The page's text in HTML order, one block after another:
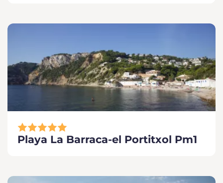
Playa La Barraca-el Portitxol Pm1